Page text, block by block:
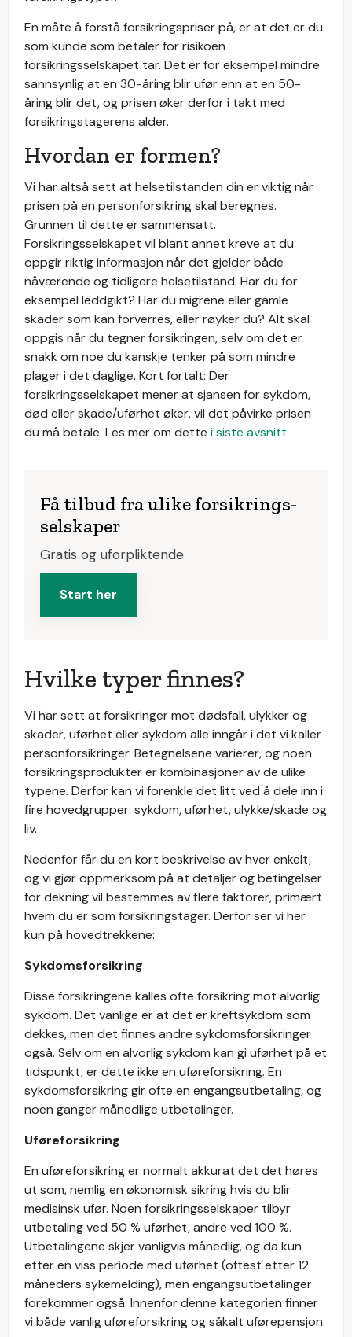
En måte å forstå forsikringspriser på, er at det er du
som kunde som betaler for risikoen
forsikringsselskapet tar. Det er for eksempel mindre
sannsynlig at en 30-åring blir ufør enn at en 50-
åring blir det, og prisen øker derfor i takt med
forsikringstagerens alder.
Hvordan er formen?
Vi har altså sett at helsetilstanden din er viktig når
prisen på en personforsikring skal beregnes.
Grunnen til dette er sammensatt.
Forsikringsselskapet vil blant annet kreve at du
oppgir riktig informasjon når det gjelder både
nåværende og tidligere helsetilstand. Har du for
eksempel leddgikt? Har du migrene eller gamle
skader som kan forverres, eller røyker du? Alt skal
oppgis når du tegner forsikringen, selv om det er
snakk om noe du kanskje tenker på som mindre
plager i det daglige. Kort fortalt: Der
forsikringsselskapet mener at sjansen for sykdom,
død eller skade/uførhet øker, vil det påvirke prisen
du må betale. Les mer om dette i siste avsnitt.
Få tilbud fra ulike forsikrings­
selskaper
Gratis og uforpliktende
Start her
Hvilke typer finnes?
Vi har sett at forsikringer mot dødsfall, ulykker og
skader, uførhet eller sykdom alle inngår i det vi kaller
personforsikringer. Betegnelsene varierer, og noen
forsikringsprodukter er kombinasjoner av de ulike
typene. Derfor kan vi forenkle det litt ved å dele inn i
fire hovedgrupper: sykdom, uførhet, ulykke/skade og
liv.
Nedenfor får du en kort beskrivelse av hver enkelt,
og vi gjør oppmerksom på at detaljer og betingelser
for dekning vil bestemmes av flere faktorer, primært
hvem du er som forsikringstager. Derfor ser vi her
kun på hovedtrekkene:
Sykdomsforsikring
Disse forsikringene kalles ofte forsikring mot alvorlig
sykdom. Det vanlige er at det er kreftsykdom som
dekkes, men det finnes andre sykdomsforsikringer
også. Selv om en alvorlig sykdom kan gi uførhet på et
tidspunkt, er dette ikke en uføreforsikring. En
sykdomsforsikring gir ofte en engangsutbetaling, og
noen ganger månedlige utbetalinger.
Uføreforsikring
En uføreforsikring er normalt akkurat det det høres
ut som, nemlig en økonomisk sikring hvis du blir
medisinsk ufør. Noen forsikringsselskaper tilbyr
utbetaling ved 50 % uførhet, andre ved 100 %.
Utbetalingene skjer vanligvis månedlig, og da kun
etter en viss periode med uførhet (oftest etter 12
måneders sykemelding), men engangsutbetalinger
forekommer også. Innenfor denne kategorien finner
vi både vanlig uføreforsikring og såkalt uførepensjon.